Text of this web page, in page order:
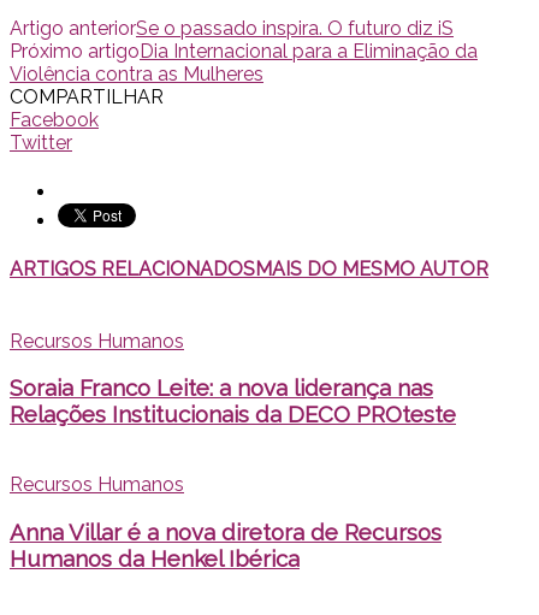
Artigo anteriorSe o passado inspira. O futuro diz iS
Próximo artigo Dia Internacional para a Eliminação da
Violência contra as Mulheres
COMPARTILHAR
Facebook
Twitter
ARTIGOS RELACIONADOSMAIS DO MESMO AUTOR
Recursos Humanos
Soraia Franco Leite: a nova liderança nas
Relações Institucionais da DECO PROteste
Recursos Humanos
Anna Villar é a nova diretora de Recursos
Humanos da Henkel Ibérica